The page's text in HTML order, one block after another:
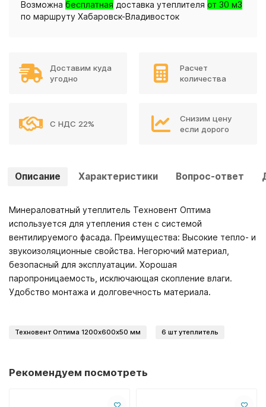
Возможна бесплатная доставка утеплителя от 30 м3
по маршруту Хабаровск-Владивосток
Доставим куда
угодно
Расчет
количества
С НДС 22%
Снизим цену
если дорого
Описание Характеристики Вопрос-ответ
Минераловатный утеплитель Техновент Оптима
используется для утепления стен с системой
вентилируемого фасада. Преимущества: Высокие тепло- и
звукоизоляционные свойства. Негорючий материал,
безопасный для эксплуатации. Хорошая
паропроницаемость, исключающая скопление влаги.
Удобство монтажа и долговечность материала.
Техновент Оптима 1200х600х50 мм 6 шт утеплитель
Рекомендуем посмотреть